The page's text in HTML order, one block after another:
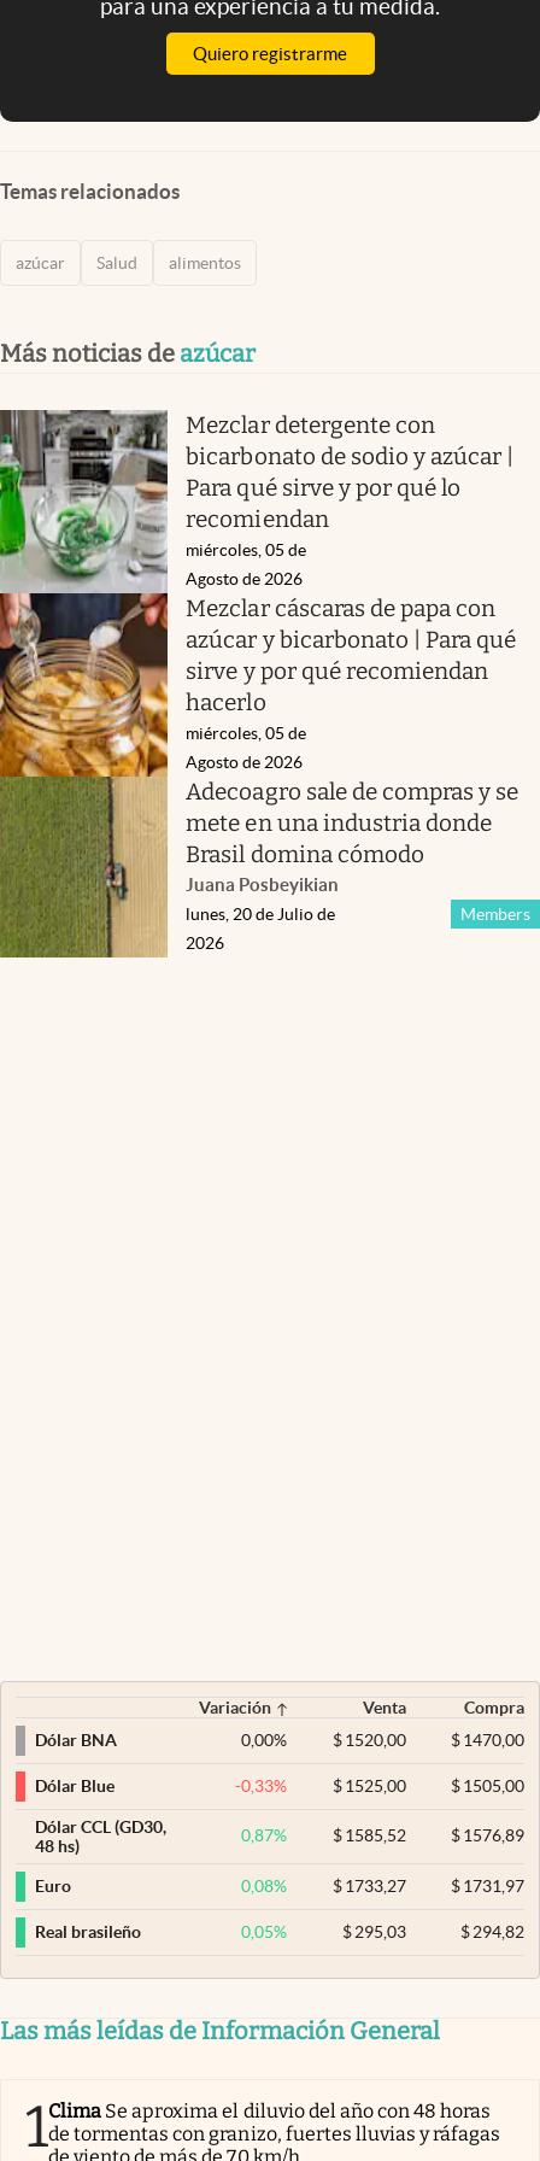
para una experiencia a tu medida.
Quiero registrarme
Temas relacionados
azúcar Salud alimentos
Más noticias de azúcar
Mezclar detergente con
bicarbonato de sodio y azúcar |
Para qué sirve y por qué lo
recomiendan
miércoles, 05 de
Agosto de 2026
Mezclar cáscaras de papa con
azúcar y bicarbonato | Para qué
sirve y por qué recomiendan
hacerlo
miércoles, 05 de
Agosto de 2026
Adecoagro sale de compras y se
mete en una industria donde
Brasil domina cómodo
Juana Posbeyikian
Members
lunes, 20 de Julio de
2026
Variación Venta
Compra
Dólar BNA
0,00% $ 1520,00 $1470,00
Dólar Blue -0,33% $ 1525,00 $1505,00
Dólar CCL (GD30,
48 hs)
0,87% $ 1585,52 $1576,89
Euro 0,08% $ 1733,27 $1731,97
Real brasileño 0,05% $ 295,03 $294,82
Las más leídas de Información General
1Clima Se aproxima el diluvio del año con 48 horas
de tormentas con granizo, fuertes lluvias y ráfagas